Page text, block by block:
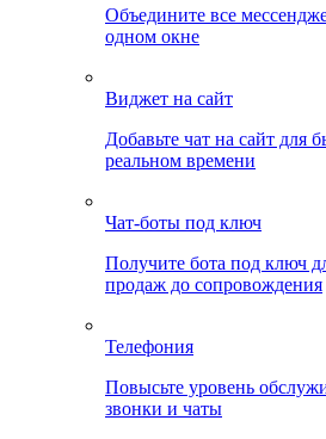
Объедините все
одном окне
Виджет на сайт
Добавьте чат на сайт для
реальном времени
Чат-боты под ключ
Получите бота под ключ
продаж до сопровождения
Телефония
Повысьте уровень
звонки и чаты